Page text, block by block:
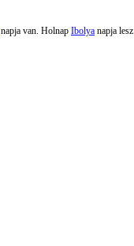
napja van. Holnap Ibolya napja lesz.